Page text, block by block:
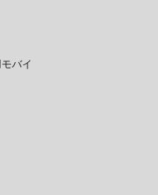
バイ